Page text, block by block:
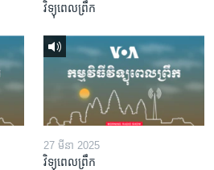
វិទ្យុពេលព្រឹក
27 មីនា 2025
វិទ្យុពេលព្រឹក